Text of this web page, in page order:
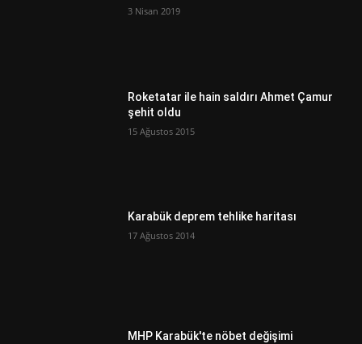
3 Nisan 2019
Roketatar ile hain saldırı Ahmet Çamur
şehit oldu
15 Ağustos 2015
Karabük deprem tehlike haritası
17 Ağustos 2014
MHP Karabük'te nöbet değişimi